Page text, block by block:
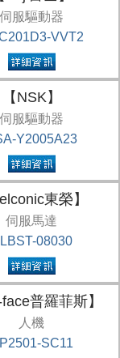
伺服驅動器
VVT2
【NSK】
伺服驅動器
Y2005A23
東榮】
伺服馬達
08030
face普羅菲斯】
人機
SC11